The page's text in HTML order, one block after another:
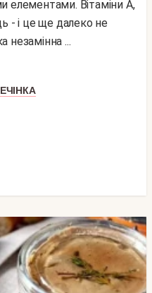
елементами. Вітаміни А,
- і це ще далеко не
незамінна ...